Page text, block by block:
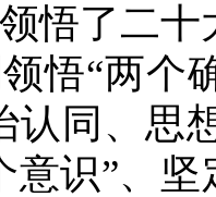
悟了二
悟“两个
认同、思
意识”、